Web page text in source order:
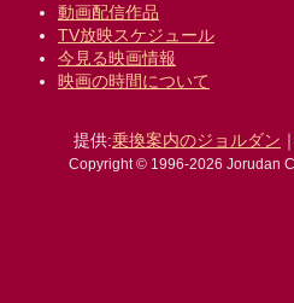
動画配信作品
TV放映スケジュール
今見る映画情報
映画の時間について
提供:乗換案内のジョルダン ｜
Copyright © 1996-2026 Jorudan